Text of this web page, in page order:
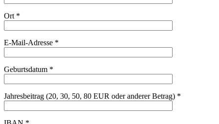
Ort *
E-Mail-Adresse *
Geburtsdatum *
Jahresbeitrag (20, 30, 50, 80 EUR oder anderer Betrag) *